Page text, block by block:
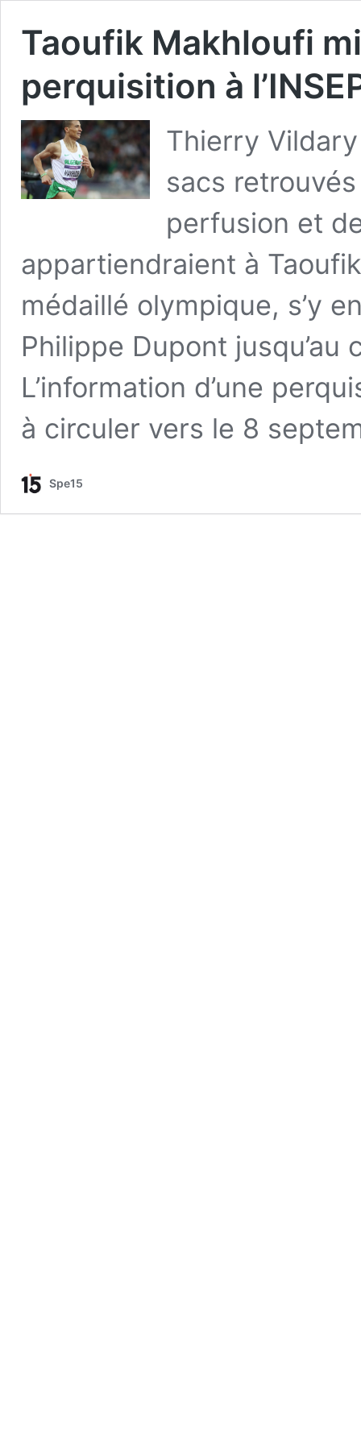
Taoufik Makhloufi
perquisition à
Thierry
sacs
perfusion et
appartiendraient à
médaillé olympique, s’y
Philippe Dupont
L’information d’une
à circuler vers le 8
Spe15